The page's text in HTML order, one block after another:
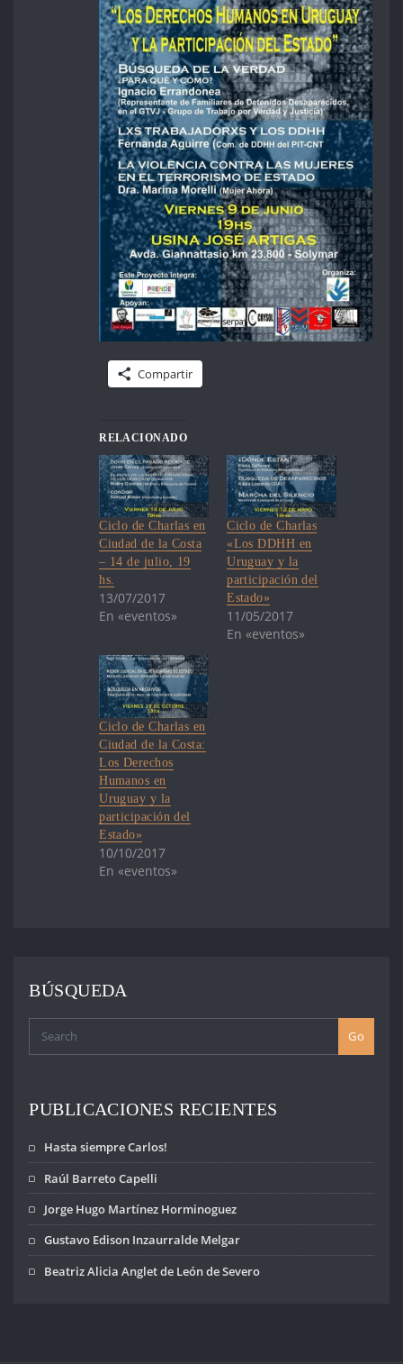
Compartir
RELACIONADO
Ciclo de Charlas en
Ciudad de la Costa
– 14 de julio, 19
hs.
13/07/2017
En «eventos»
Ciclo de Charlas
«Los DDHH en
Uruguay y la
participación del
Estado»
11/05/2017
En «eventos»
Ciclo de Charlas en
Ciudad de la Costa:
Los Derechos
Humanos en
Uruguay y la
participación del
Estado»
10/10/2017
En «eventos»
BÚSQUEDA
Go
PUBLICACIONES RECIENTES
Hasta siempre Carlos!
Raúl Barreto Capelli
Jorge Hugo Martínez Horminoguez
Gustavo Edison Inzaurralde Melgar
Beatriz Alicia Anglet de León de Severo